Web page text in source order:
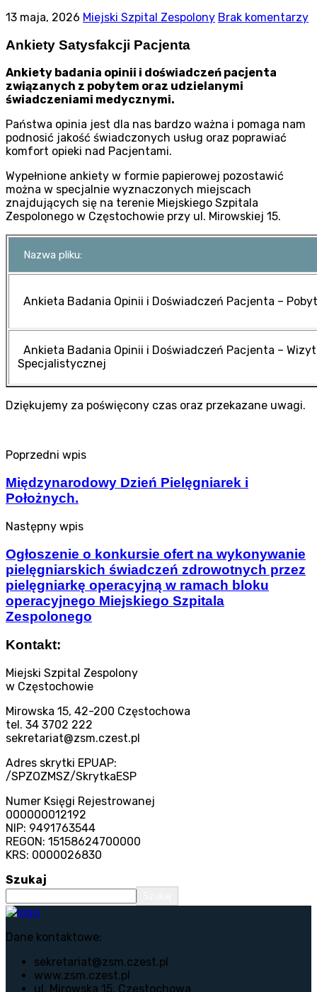
13 maja, 2026 Miejski Szpital Zespolony Brak komentarzy
Ankiety Satysfakcji Pacjenta
Ankiety badania opinii i doświadczeń pacjenta
związanych z pobytem oraz udzielanymi
świadczeniami medycznymi.
Państwa opinia jest dla nas bardzo ważna i pomaga nam
podnosić jakość świadczonych usług oraz poprawiać
komfort opieki nad Pacjentami.
Wypełnione ankiety w formie papierowej pozostawić
można w specjalnie wyznaczonych miejscach
znajdujących się na terenie Miejskiego Szpitala
Zespolonego w Częstochowie przy ul. Mirowskiej 15.
Nazwa pliku:
Ankieta Badania Opinii i Doświadczeń Pacjenta –
Ankieta Badania Opinii i Doświadczeń Pacjenta –
Specjalistycznej
Dziękujemy za poświęcony czas oraz przekazane uwagi.
Poprzedni wpis
Międzynarodowy Dzień Pielęgniarek i
Położnych.
Następny wpis
Ogłoszenie o konkursie ofert na wykonywanie
pielęgniarskich świadczeń zdrowotnych przez
pielęgniarkę operacyjną w ramach bloku
operacyjnego Miejskiego Szpitala
Zespolonego
Kontakt:
Miejski Szpital Zespolony
w Częstochowie
Mirowska 15, 42-200 Częstochowa
tel. 34 3702 222
sekretariat@zsm.czest.pl
Adres skrytki EPUAP:
/SPZOZMSZ/SkrytkaESP
Numer Księgi Rejestrowanej
000000012192
NIP: 9491763544
REGON: 15158624700000
KRS: 0000026830
Szukaj
Dane kontaktowe:
sekretariat@zsm.czest.pl
www.zsm.czest.pl
ul. Mirowska 15, Częstochowa